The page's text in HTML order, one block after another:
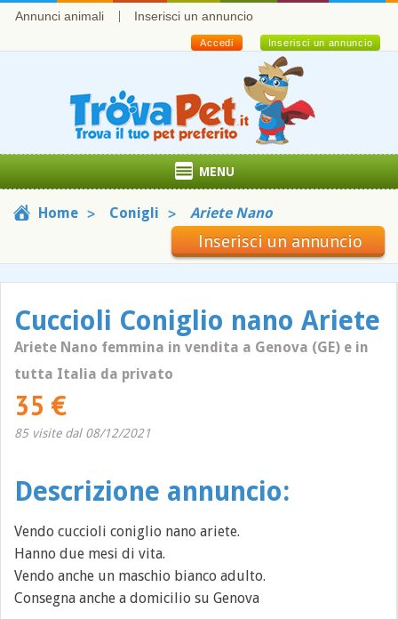
Annunci animali Inserisci un annuncio
Inserisci un annuncio
Accedi
MENU
Home Conigli Ariete Nano
Inserisci un annuncio
Cuccioli Coniglio nano Ariete
Ariete Nano femmina in vendita a Genova (GE) e in
tutta Italia da privato
35 €
85 visite dal 08/12/2021
Descrizione annuncio:
Vendo cuccioli coniglio nano ariete.
Hanno due mesi di vita.
Vendo anche un maschio bianco adulto.
Consegna anche a domicilio su Genova